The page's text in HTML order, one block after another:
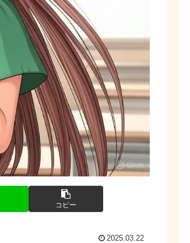
コピー
2025.03.22